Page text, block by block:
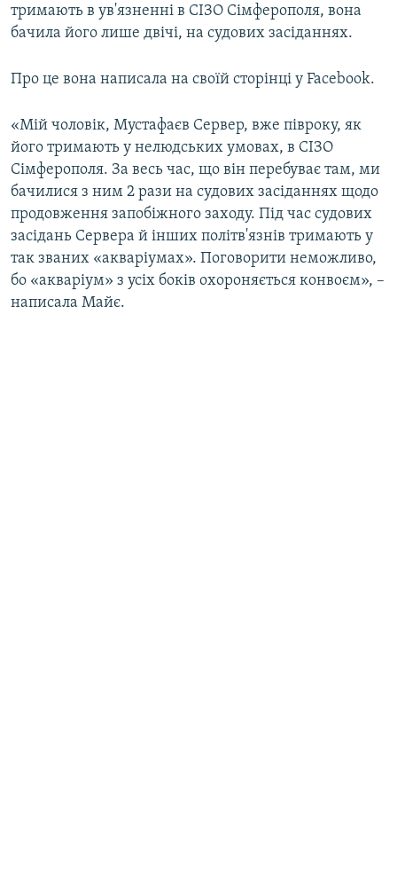
тримають в ув'язненні в СІЗО Сімферополя, вона
бачила його лише двічі, на судових засіданнях.
Про це вона написала на своїй сторінці у Facebook.
«Мій чоловік, Мустафаєв Сервер, вже півроку, як
його тримають у нелюдських умовах, в СІЗО
Сімферополя. За весь час, що він перебуває там, ми
бачилися з ним 2 рази на судових засіданнях щодо
продовження запобіжного заходу. Під час судових
засідань Сервера й інших політв'язнів тримають у
так званих «акваріумах». Поговорити неможливо,
бо «акваріум» з усіх боків охороняється конвоєм», –
написала Майє.